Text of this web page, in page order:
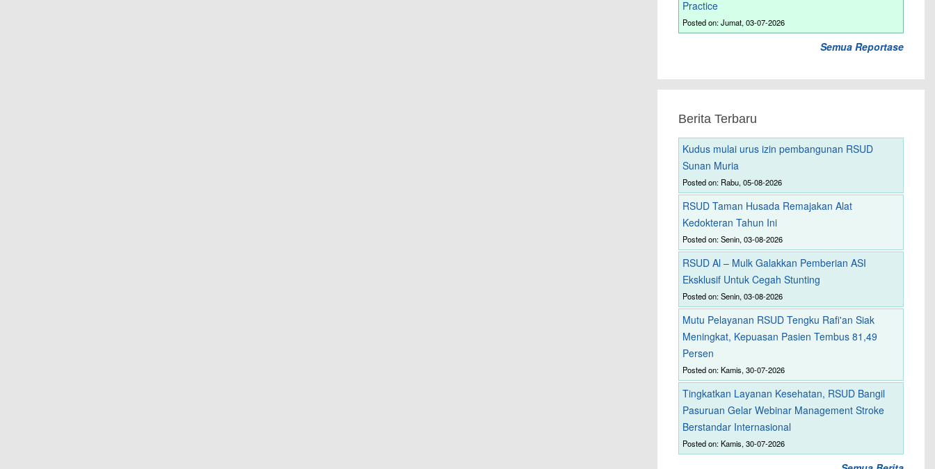
Practice
Posted on: Jumat, 03-07-2026
Semua Reportase
Berita Terbaru
Kudus mulai urus izin pembangunan RSUD
Sunan Muria
Posted on: Rabu, 05-08-2026
RSUD Taman Husada Remajakan Alat
Kedokteran Tahun Ini
Posted on: Senin, 03-08-2026
RSUD Al – Mulk Galakkan Pemberian ASI
Eksklusif Untuk Cegah Stunting
Posted on: Senin, 03-08-2026
Mutu Pelayanan RSUD Tengku Rafi'an Siak
Meningkat, Kepuasan Pasien Tembus 81,49
Persen
Posted on: Kamis, 30-07-2026
Tingkatkan Layanan Kesehatan, RSUD Bangil
Pasuruan Gelar Webinar Management Stroke
Berstandar Internasional
Posted on: Kamis, 30-07-2026